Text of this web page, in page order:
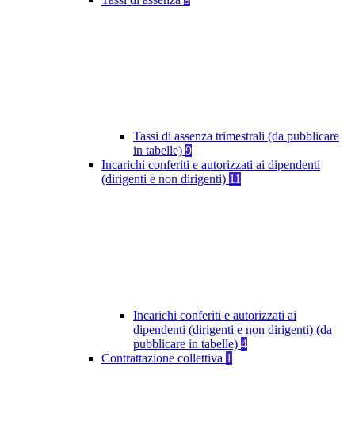
Tassi di assenza trimestrali (da pubblicare
in tabelle) 9
Incarichi conferiti e autorizzati ai dipendenti
(dirigenti e non dirigenti) 11
Incarichi conferiti e autorizzati ai
dipendenti (dirigenti e non dirigenti) (da
pubblicare in tabelle) 4
Contrattazione collettiva 1